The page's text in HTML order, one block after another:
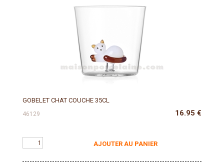
GOBELET CHAT COUCHE 35CL
46129 16.95 €
AJOUTER AU PANIER